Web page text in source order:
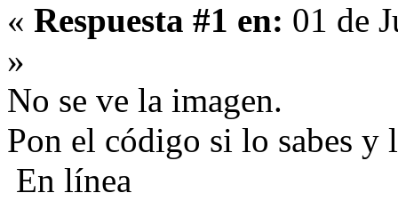
« Respuesta #1 en: 01 de
»
No se ve la imagen.
Pon el código si lo sabes y
En línea